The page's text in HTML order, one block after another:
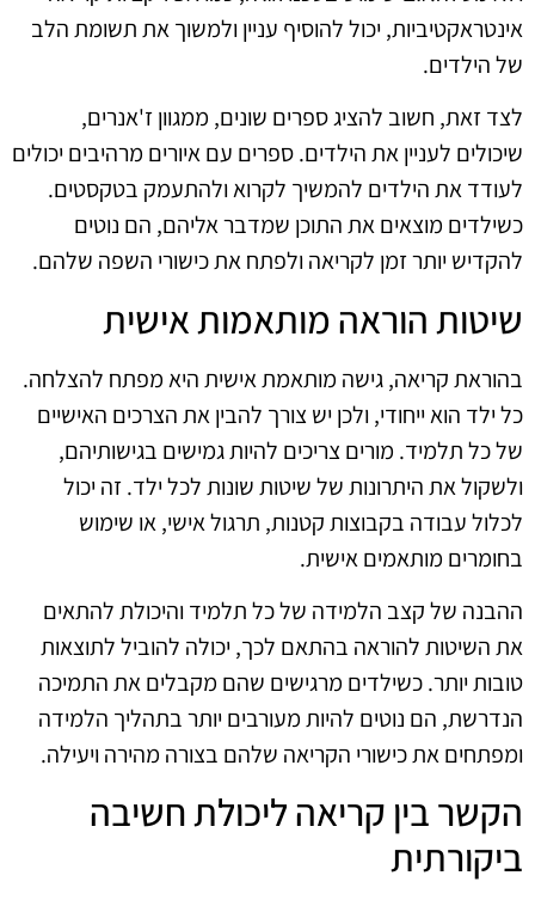
אינטראקטיביות, יכול להוסיף עניין ולמשוך את תשומת הלב
של הילדים.
לצד זאת, חשוב להציג ספרים שונים, ממגוון ז'אנרים,
שיכולים לעניין את הילדים. ספרים עם איורים מרהיבים יכולים
לעודד את הילדים להמשיך לקרוא ולהתעמק בטקסטים.
כשילדים מוצאים את התוכן שמדבר אליהם, הם נוטים
להקדיש יותר זמן לקריאה ולפתח את כישורי השפה שלהם.
שיטות הוראה מותאמות אישית
בהוראת קריאה, גישה מותאמת אישית היא מפתח להצלחה.
כל ילד הוא ייחודי, ולכן יש צורך להבין את הצרכים האישיים
של כל תלמיד. מורים צריכים להיות גמישים בגישותיהם,
ולשקול את היתרונות של שיטות שונות לכל ילד. זה יכול
לכלול עבודה בקבוצות קטנות, תרגול אישי, או שימוש
בחומרים מותאמים אישית.
ההבנה של קצב הלמידה של כל תלמיד והיכולת להתאים
את השיטות להוראה בהתאם לכך, יכולה להוביל לתוצאות
טובות יותר. כשילדים מרגישים שהם מקבלים את התמיכה
הנדרשת, הם נוטים להיות מעורבים יותר בתהליך הלמידה
ומפתחים את כישורי הקריאה שלהם בצורה מהירה ויעילה.
הקשר בין קריאה ליכולת חשיבה
ביקורתית